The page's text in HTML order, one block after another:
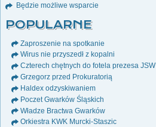
Będzie możliwe wsparcie
POPULARNE
Zaproszenie na spotkanie
Wirus nie przyszedł z kopalni
Czterech chętnych do fotela prezesa JSW
Grzegorz przed Prokuratorią
Haldex odzyskiwaniem
Poczet Gwarków Śląskich
Władze Bractwa Gwarków
Orkiestra KWK Murcki-Staszic